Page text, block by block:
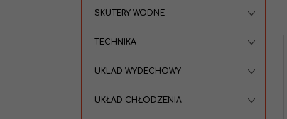
SKUTERY WODNE
TECHNIKA
UKLAD WYDECHOWY
UKŁAD CHŁODZENIA